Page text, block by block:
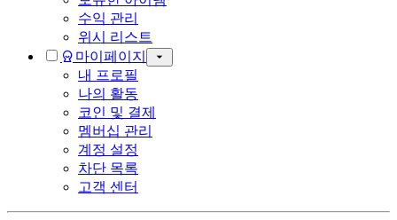
수익 관리
위시 리스트
마이페이지
내 프로필
나의 활동
코인 및 결제
멤버십 관리
계정 설정
차단 목록
고객 센터